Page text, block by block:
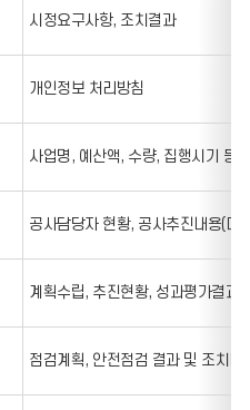
시정요구사항, 조치결과
개인정보 처리방침
사업명, 예산액, 수량, 집행시기 등
공사담당자 현황, 공사추진내용(대
계획수립, 추진현황, 성과평가결과
점검계획, 안전점검 결과 및 조치내